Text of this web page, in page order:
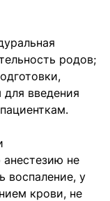
родов;
введения
не
воспаление, у
крови, не